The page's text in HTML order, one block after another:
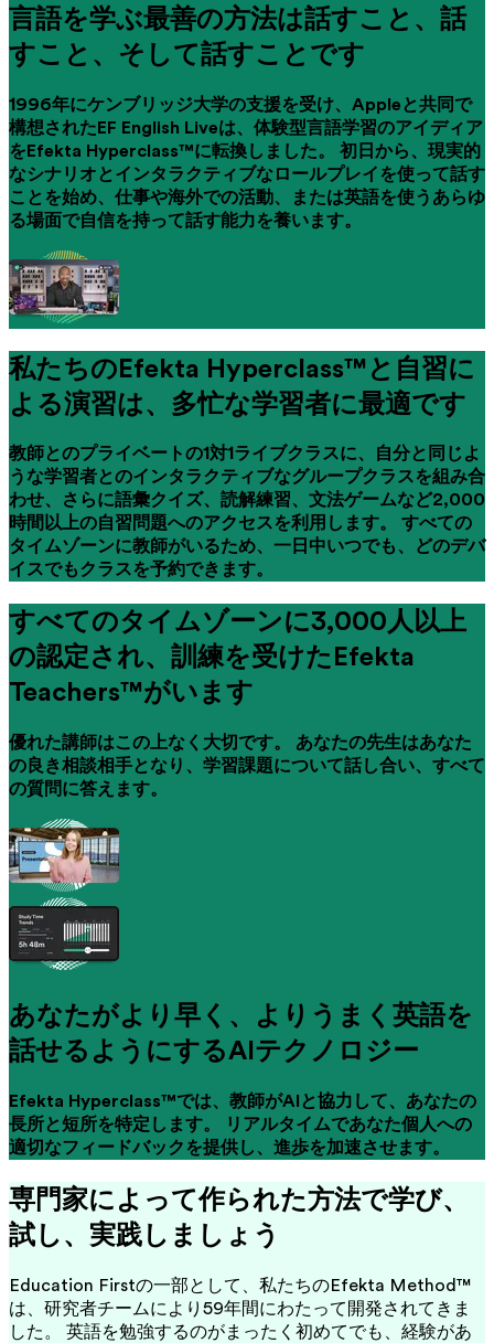
言語を学ぶ最善の方法は話すこと、話
すこと、そして話すことです
1996年にケンブリッジ大学の支援を受け、Appleと共同で
構想されたEF English Liveは、体験型言語学習のアイディア
をEfekta Hyperclass™に転換しました。 初日から、現実的
なシナリオとインタラクティブなロールプレイを使って話す
ことを始め、仕事や海外での活動、または英語を使うあらゆ
る場面で自信を持って話す能力を養います。
私たちのEfekta Hyperclass™と自習に
よる演習は、多忙な学習者に最適です
教師とのプライベートの1対1ライブクラスに、自分と同じよ
うな学習者とのインタラクティブなグループクラスを組み合
わせ、さらに語彙クイズ、読解練習、文法ゲームなど2,000
時間以上の自習問題へのアクセスを利用します。 すべての
タイムゾーンに教師がいるため、一日中いつでも、どのデバ
イスでもクラスを予約できます。
すべてのタイムゾーンに3,000人以上
の認定され、訓練を受けたEfekta
Teachers™がいます
優れた講師はこの上なく大切です。 あなたの先生はあなた
の良き相談相手となり、学習課題について話し合い、すべて
の質問に答えます。
あなたがより早く、よりうまく英語を
話せるようにするAIテクノロジー
Efekta Hyperclass™では、教師がAIと協力して、あなたの
長所と短所を特定します。 リアルタイムであなた個人への
適切なフィードバックを提供し、進歩を加速させます。
専門家によって作られた方法で学び、
試し、実践しましょう
Education Firstの一部として、私たちのEfekta Method™
は、研究者チームにより59年間にわたって開発されてきま
した。 英語を勉強するのがまったく初めてでも、経験があ